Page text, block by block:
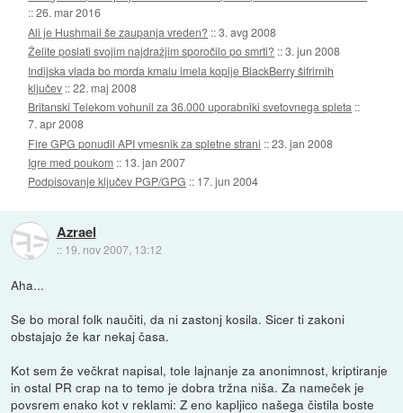
::26. mar 2016
Ali je Hushmail še zaupanja vreden? ::3. avg 2008
Želite poslati svojim najdražjim sporočilo po smrti? ::3. jun 2008
Indijska vlada bo morda kmalu imela kopije BlackBerry šifrirnih
ključev ::22. maj 2008
Britanski Telekom vohunil za 36.000 uporabniki svetovnega spleta ::
7. apr 2008
Fire GPG ponudil API vmesnik za spletne strani ::23. jan 2008
Igre med poukom :: 13. jan 2007
Podpisovanje ključev PGP/GPG :: 17. jun 2004
Azrael
:: 19. nov 2007, 13:12
Aha...
Se bo moral folk naučiti, da ni zastonj kosila. Sicer ti zakoni
obstajajo že kar nekaj časa.
Kot sem že večkrat napisal, tole lajnanje za anonimnost, kriptiranje
in ostal PR crap na to temo je dobra tržna niša. Za nameček je
povsrem enako kot v reklami: Z eno kapljico našega čistila boste